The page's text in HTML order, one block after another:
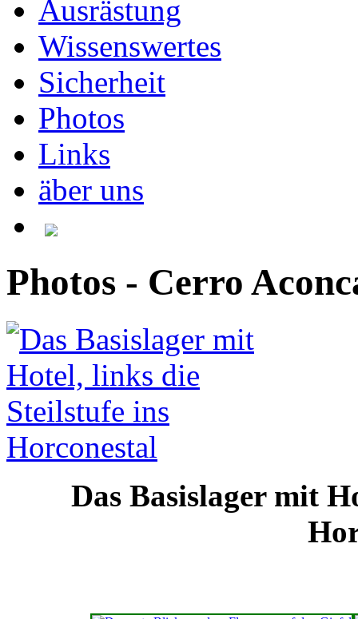
Ausrästung
Wissenswertes
Sicherheit
Photos
Links
äber uns
Photos - Cerro
Das Basislager mit